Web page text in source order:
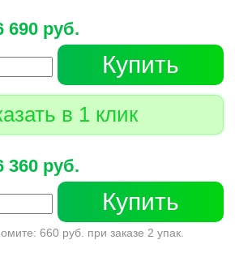
690 руб.
Купить
в 1 клик
360 руб.
Купить
660 руб. при заказе 2 упак.